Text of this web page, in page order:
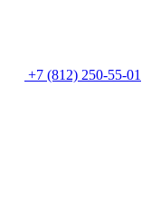
+7 (812) 250-55-01